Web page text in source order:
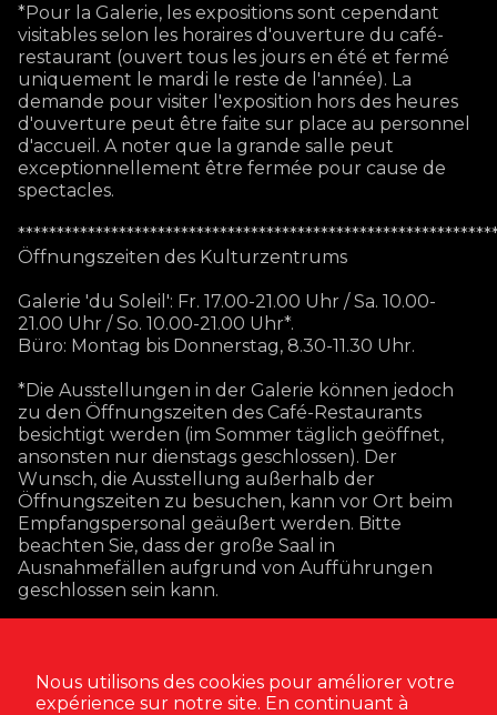
*Pour la Galerie, les expositions sont cependant
visitables selon les horaires d'ouverture du café-
restaurant (ouvert tous les jours en été et fermé
uniquement le mardi le reste de l'année). La
demande pour visiter l'exposition hors des heures
d'ouverture peut être faite sur place au personnel
d'accueil. A noter que la grande salle peut
exceptionnellement être fermée pour cause de
spectacles.
Öffnungszeiten des Kulturzentrums
Galerie 'du Soleil': Fr. 17.00-21.00 Uhr / Sa. 10.00-
21.00 Uhr / So. 10.00-21.00 Uhr*.
Büro: Montag bis Donnerstag, 8.30-11.30 Uhr.
*Die Ausstellungen in der Galerie können jedoch
zu den Öffnungszeiten des Café-Restaurants
besichtigt werden (im Sommer täglich geöffnet,
ansonsten nur dienstags geschlossen). Der
Wunsch, die Ausstellung außerhalb der
Öffnungszeiten zu besuchen, kann vor Ort beim
Empfangspersonal geäußert werden. Bitte
beachten Sie, dass der große Saal in
Ausnahmefällen aufgrund von Aufführungen
geschlossen sein kann.
Nous utilisons des cookies pour améliorer votre
expérience sur notre site. En continuant à